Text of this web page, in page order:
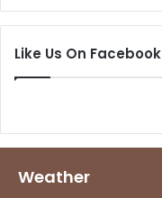
Like Us On Facebook
Weather